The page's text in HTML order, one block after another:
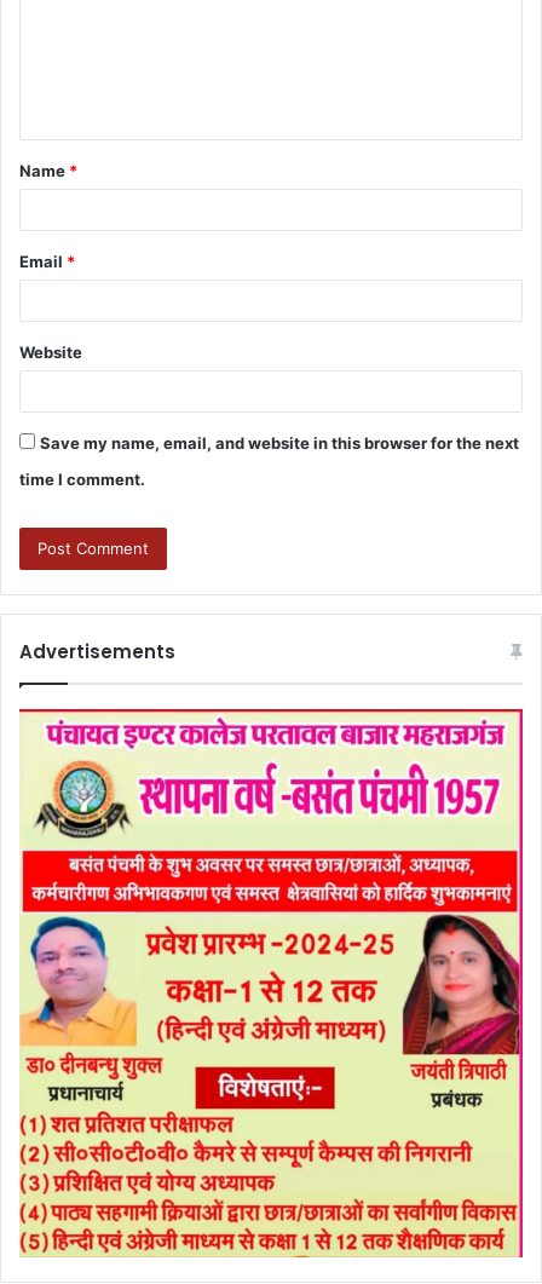
Name *
Email *
Website
Save my name, email, and website in this browser for the next
time I comment.
Advertisements